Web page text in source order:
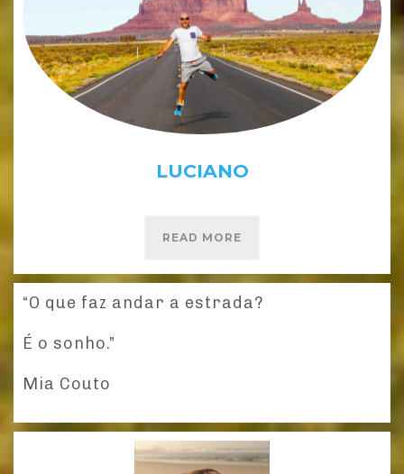
LUCIANO
READ MORE
“O que faz andar a estrada?
É o sonho.”
Mia Couto